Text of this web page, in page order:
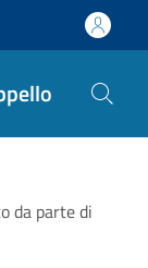
da parte di